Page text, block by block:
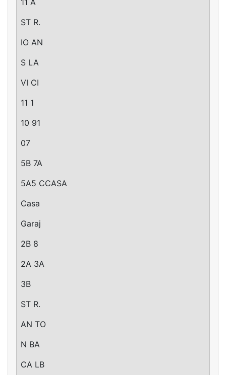
ST R.
IO AN
S LA
VI CI
11 1
10 91
07
5B 7A
5A5 CCASA
Casa
Garaj
2B 8
2A 3A
3B
ST R.
AN TO
N BA
CA LB